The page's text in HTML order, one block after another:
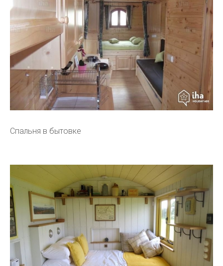
Спальня в бытовке